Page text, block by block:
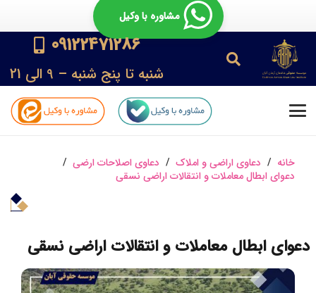
مشاوره با وکیل
09122471286
شنبه تا پنج شنبه – 9 الی 21
خانه / دعاوی اراضی و املاک / دعاوی اصلاحات ارضی /
دعوای ابطال معاملات و انتقالات اراضی نسقی
دعوای ابطال معاملات و انتقالات اراضی نسقی